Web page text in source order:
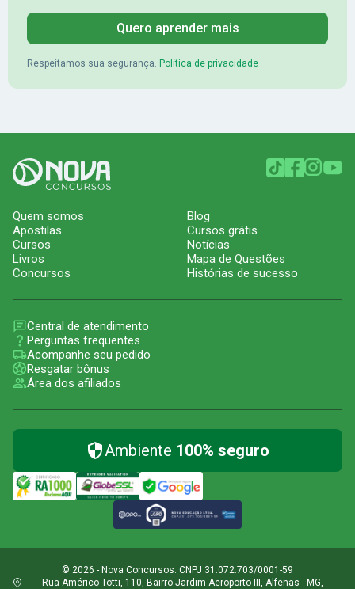
Quero aprender mais
Respeitamos sua segurança. Política de privacidade
Quem somos
Apostilas
Cursos
Livros
Concursos
Blog
Cursos grátis
Notícias
Mapa de Questões
Histórias de sucesso
Central de atendimento
Perguntas frequentes
Acompanhe seu pedido
Resgatar bônus
Área dos afiliados
Ambiente 100% seguro
© 2026 - Nova Concursos. CNPJ 31.072.703/0001-59
Rua Américo Totti, 110, Bairro Jardim Aeroporto III, Alfenas - MG,